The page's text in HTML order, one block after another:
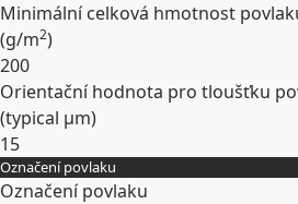
Minimální celková hmotnost
(g/m2)
200
Orientační hodnota pro tloušťku
(typical µm)
15
Rozbalit
Označení povlaku
Označení povlaku